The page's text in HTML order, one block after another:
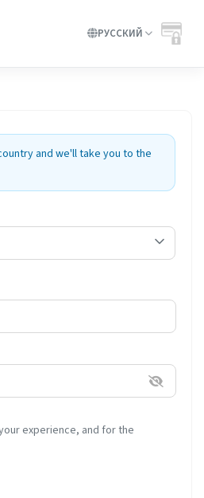
РУССКИЙ
and we'll take you to the
experience, and for the